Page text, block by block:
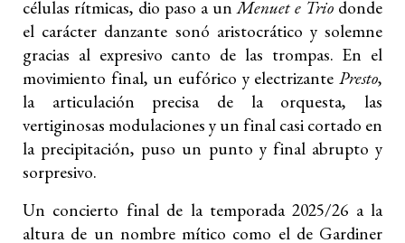
células rítmicas, dio paso a unMenuet e Trio donde
el carácter danzante sonó aristocrático y solemne
gracias al expresivo canto de las trompas. En el
movimiento final, un eufórico y electrizante Presto,
la articulación precisa de la orquesta, las
vertiginosas modulaciones y un final casi cortado en
la precipitación, puso un punto y final abrupto y
sorpresivo.
Un concierto final de la temporada 2025/26 a la
altura de un nombre mítico como el de Gardiner